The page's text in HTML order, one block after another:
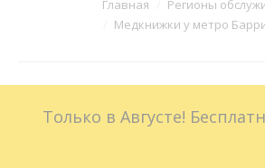
Больничные листы
Доставка
Главная
Регионы
Медкнижки у метро
Только в Августе!